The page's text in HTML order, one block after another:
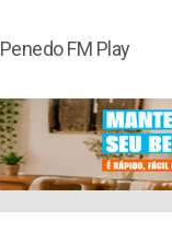
Penedo FM Play